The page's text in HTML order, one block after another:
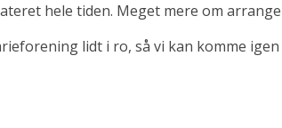
hele tiden. Meget mere om
lidt i ro, så vi kan komme